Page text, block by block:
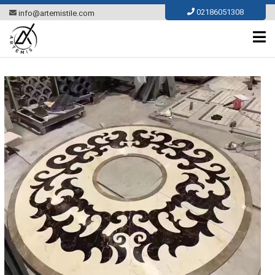
Skip
to
content
info@artemistile.com 02186051308